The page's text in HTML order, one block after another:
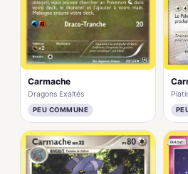
Carmache
Dragons Exaltés
PEU COMMUNE